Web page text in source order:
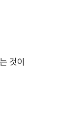
것이